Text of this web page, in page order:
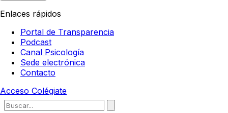
Enlaces rápidos
Portal de Transparencia
Podcast
Canal Psicología
Sede electrónica
Contacto
Acceso Colégiate
Escribe para buscar noticias,